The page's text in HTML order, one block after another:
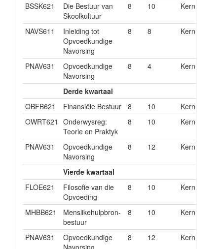
BSSK621
Die Bestuur van
Skoolkultuur
8 10 Kern
NAVS611
Inleiding tot
Opvoedkundige
Navorsing
8 8 Kern
PNAV631
Opvoedkundige
Navorsing
8 4 Kern
Derde kwartaal
OBFB621
Finansiële Bestuur 8 10
Kern
OWRT621
Onderwysreg:
Teorie en Praktyk
8 10 Kern
PNAV631
Opvoedkundige
Navorsing
8 12 Kern
Vierde kwartaal
FLOE621
Filosofie van die
Opvoeding
8 10 Kern
MHBB621
Menslikehulpbron-
bestuur
8 10 Kern
PNAV631
Opvoedkundige
Navorsing
8 12 Kern